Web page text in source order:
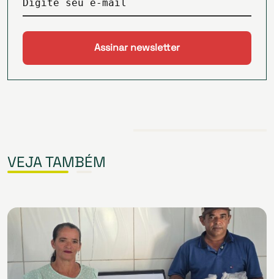
Digite seu e-mail
VEJA TAMBÉM